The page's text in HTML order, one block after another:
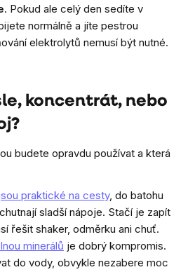
. Pokud ale celý den sedíte v
normálně a jíte pestrou
elektrolytů nemusí být nutné.
koncentrát, nebo
budete opravdu používat a která
praktické na cesty, do batohu
sladší nápoje. Stačí je zapít
řešit shaker, odměrku ani chuť.
minerálů je dobrý kompromis.
do vody, obvykle nezabere moc